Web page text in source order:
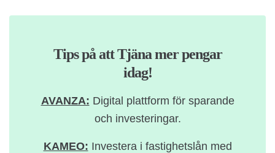
Tips på att Tjäna mer pengar
idag!
AVANZA: Digital plattform för sparande
och investeringar.
KAMEO: Investera i fastighetslån med